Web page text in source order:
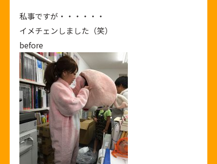
私事ですが・・・・・・
イメチェンしました（笑）
before